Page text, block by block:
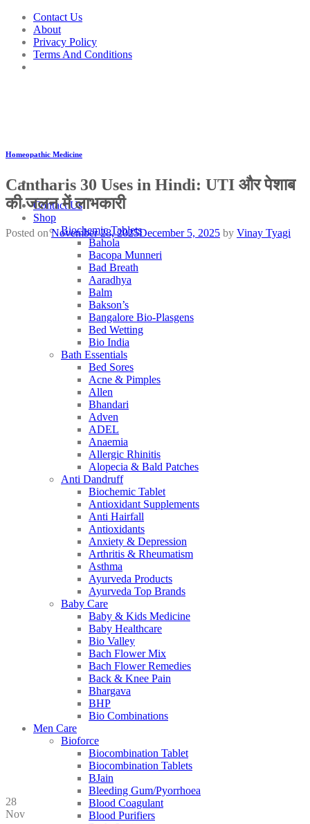
Skip
content
Contact Us
About
Privacy Policy
Terms And Conditions
Contact Us
Shop
Biochemic Tablets
Bahola
Bacopa Munneri
Bad Breath
Aaradhya
Balm
Bakson’s
Bangalore Bio-Plasgens
Bed Wetting
Bio India
Bath Essentials
Bed Sores
Acne & Pimples
Allen
Bhandari
Adven
ADEL
Anaemia
Allergic Rhinitis
Alopecia & Bald Patches
Anti Dandruff
Biochemic Tablet
Antioxidant Supplements
Anti Hairfall
Antioxidants
Anxiety & Depression
Arthritis & Rheumatism
Asthma
Ayurveda Products
Ayurveda Top Brands
Baby Care
Baby & Kids Medicine
Baby Healthcare
Bio Valley
Bach Flower Mix
Bach Flower Remedies
Back & Knee Pain
Bhargava
BHP
Bio Combinations
Men Care
Bioforce
Biocombination Tablet
Biocombination Tablets
BJain
Bleeding Gum/Pyorrhoea
Blood Coagulant
Blood Purifiers
Homeopathic Medicine
Cantharis 30 Uses in Hindi: UTI और पेशाब
की जलन में लाभकारी
Posted onNovember 28, 2025December 5, 2025 by Vinay Tyagi
28
Nov